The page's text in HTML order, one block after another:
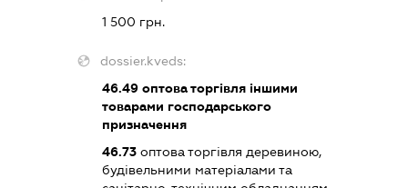
1 500 грн.
dossier.kveds:
46.49 оптова торгівля іншими
товарами господарського
призначення
46.73 оптова торгівля деревиною,
будівельними матеріалами та